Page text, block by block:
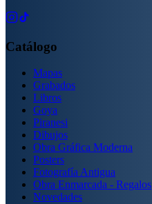
Catálogo
Mapas
Grabados
Libros
Goya
Piranesi
Dibujos
Obra Gráfica Moderna
Posters
Fotografía Antigua
Obra Enmarcada - Regalos
Novedades